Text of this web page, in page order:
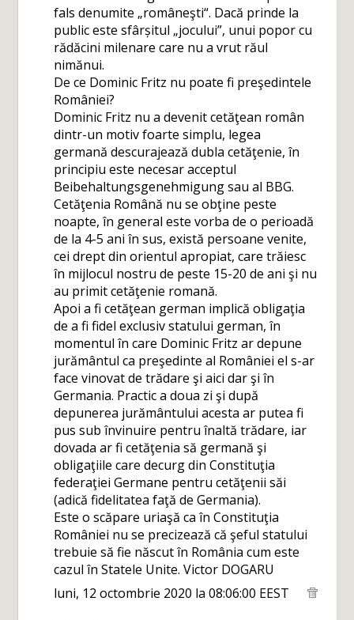
fals denumite „româneşti“. Dacă prinde la
public este sfârșitul „jocului”, unui popor cu
rădăcini milenare care nu a vrut răul
nimănui.
De ce Dominic Fritz nu poate fi preşedintele
României?
Dominic Fritz nu a devenit cetăţean român
dintr-un motiv foarte simplu, legea
germană descurajează dubla cetăţenie, în
principiu este necesar acceptul
Beibehaltungsgenehmigung sau al BBG.
Cetăţenia Română nu se obţine peste
noapte, în general este vorba de o perioadă
de la 4-5 ani în sus, există persoane venite,
cei drept din orientul apropiat, care trăiesc
în mijlocul nostru de peste 15-20 de ani şi nu
au primit cetăţenie romană.
Apoi a fi cetăţean german implică obligaţia
de a fi fidel exclusiv statului german, în
momentul în care Dominic Fritz ar depune
jurământul ca preşedinte al României el s-ar
face vinovat de trădare şi aici dar şi în
Germania. Practic a doua zi şi după
depunerea jurământului acesta ar putea fi
pus sub învinuire pentru înaltă trădare, iar
dovada ar fi cetăţenia să germană şi
obligaţiile care decurg din Constituţia
federaţiei Germane pentru cetăţenii săi
(adică fidelitatea faţă de Germania).
Este o scăpare uriaşă ca în Constituţia
României nu se precizează că şeful statului
trebuie să fie născut în România cum este
cazul în Statele Unite. Victor DOGARU
luni, 12 octombrie 2020 la 08:06:00 EEST